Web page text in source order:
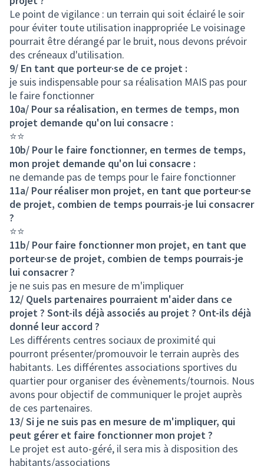
Le point de vigilance : un terrain qui soit éclairé le soir
pour éviter toute utilisation inappropriée Le voisinage
pourrait être dérangé par le bruit, nous devons prévoir
des créneaux d'utilisation.
9/ En tant que porteur·se de ce projet :
je suis indispensable pour sa réalisation MAIS pas pour
le faire fonctionner
10a/ Pour sa réalisation, en termes de temps, mon
projet demande qu'on lui consacre :
⭐⭐
10b/ Pour le faire fonctionner, en termes de temps,
mon projet demande qu'on lui consacre :
ne demande pas de temps pour le faire fonctionner
11a/ Pour réaliser mon projet, en tant que porteur·se
de projet, combien de temps pourrais-je lui consacrer
?
⭐⭐
11b/ Pour faire fonctionner mon projet, en tant que
porteur·se de projet, combien de temps pourrais-je
lui consacrer ?
je ne suis pas en mesure de m'impliquer
12/ Quels partenaires pourraient m'aider dans ce
projet ? Sont-ils déjà associés au projet ? Ont-ils déjà
donné leur accord ?
Les différents centres sociaux de proximité qui
pourront présenter/promouvoir le terrain auprès des
habitants. Les différentes associations sportives du
quartier pour organiser des évènements/tournois. Nous
avons pour objectif de communiquer le projet auprès
de ces partenaires.
13/ Si je ne suis pas en mesure de m'impliquer, qui
peut gérer et faire fonctionner mon projet ?
Le projet est auto-géré, il sera mis à disposition des
habitants/associations